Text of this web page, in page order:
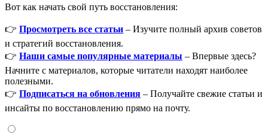
Вот как начать свой путь восстановления:
👉 Просмотреть все статьи – Изучите полный архив советов
и стратегий восстановления.
👉 Наши самые популярные материалы – Впервые здесь?
Начните с материалов, которые читатели находят наиболее
полезными.
👉 Подписаться на обновления – Получайте свежие статьи и
инсайты по восстановлению прямо на почту.